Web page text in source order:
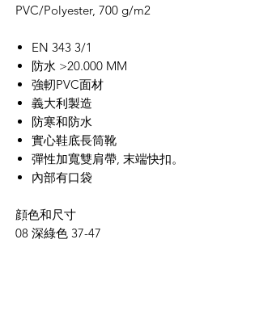
PVC/Polyester, 700 g/m2
EN 343 3/1
防水 >20.000 MM
強軔PVC面材
義大利製造
防寒和防水
實心鞋底長筒靴
彈性加寬雙肩帶, 末端快扣。
內部有口袋
顔色和尺寸
08 深綠色 37-47